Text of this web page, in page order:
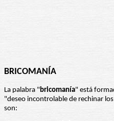
BRICOMANÍA
La palabra "bricomanía" está
"deseo incontrolable de rechinar
son: